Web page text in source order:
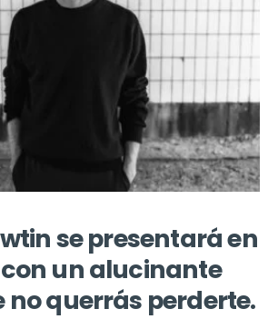
se presentará en
un alucinante
no querrás perderte.